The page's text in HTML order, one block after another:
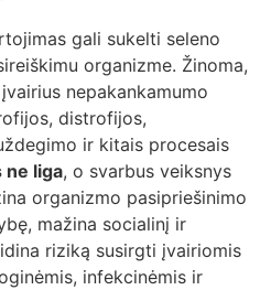
gali sukelti seleno
organizme. Žinoma,
nepakankamumo
distrofijos,
ir kitais procesais
ne liga, o svarbus veiksnys
organizmo pasipriešinimo
mažina socialinį ir
riziką susirgti įvairiomis
infekcinėmis ir